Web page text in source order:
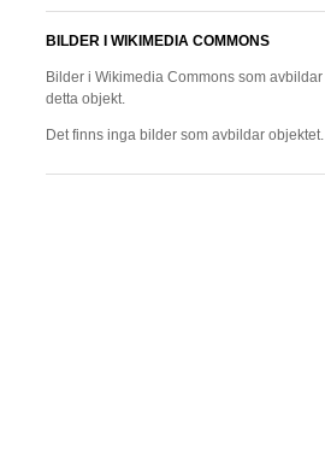
BILDER I WIKIMEDIA COMMONS
Bilder i Wikimedia Commons som avbildar
detta objekt.
Det finns inga bilder som avbildar objektet.